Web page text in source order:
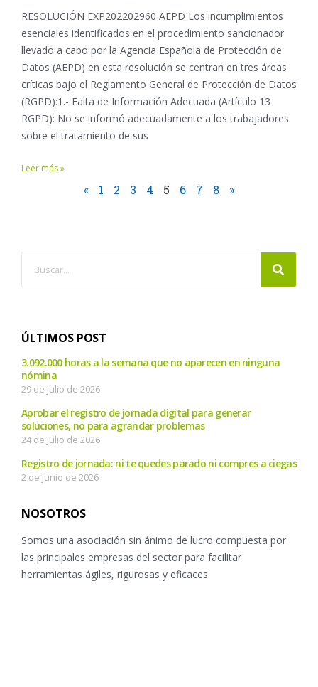
RESOLUCIÓN EXP202202960 AEPD Los incumplimientos
esenciales identificados en el procedimiento sancionador
llevado a cabo por la Agencia Española de Protección de
Datos (AEPD) en esta resolución se centran en tres áreas
críticas bajo el Reglamento General de Protección de Datos
(RGPD):1.- Falta de Información Adecuada (Artículo 13
RGPD): No se informó adecuadamente a los trabajadores
sobre el tratamiento de sus
Leer más »
« 1 2 3 4 5 6 7 8 »
ÚLTIMOS POST
3.092.000 horas a la semana que no aparecen en ninguna
nómina
29 de julio de 2026
Aprobar el registro de jornada digital para generar
soluciones, no para agrandar problemas
24 de julio de 2026
Registro de jornada: ni te quedes parado ni compres a ciegas
2 de junio de 2026
NOSOTROS
Somos una asociación sin ánimo de lucro compuesta por
las principales empresas del sector para facilitar
herramientas ágiles, rigurosas y eficaces.